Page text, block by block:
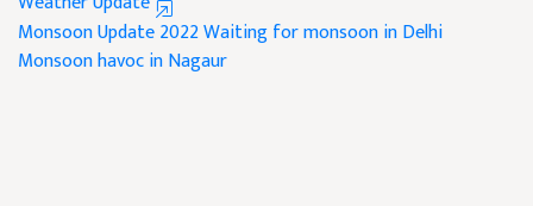
Monsoon Update 2022Waiting for monsoon in Delhi
Monsoon havoc in Nagaur